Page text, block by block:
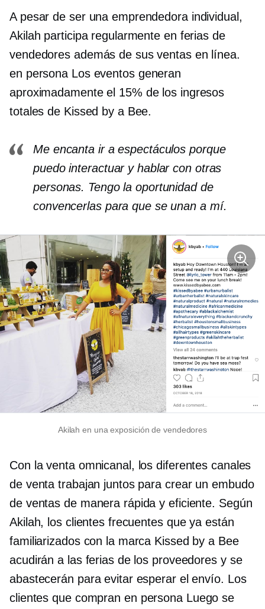
A pesar de ser una emprendedora individual,
Akilah participa regularmente en ferias de
vendedores además de sus ventas en línea.
en persona Los eventos generan
aproximadamente el 15% de los ingresos
totales de Kissed by a Bee.
Me encanta ir a espectáculos porque
puedo interactuar y hablar con otras
personas. Tengo la oportunidad de
convencerlas para que se unan a mí.
Akilah en una exposición de vendedores
Con la venta omnicanal, los diferentes canales
de venta trabajan juntos para crear un embudo
de ventas de manera rápida y eficiente. Según
Akilah, los clientes frecuentes que ya están
familiarizados con la marca Kissed by a Bee
acudirán a las ferias de los proveedores y se
abastecerán para evitar esperar el envío. Los
clientes que compran en personaLuego se